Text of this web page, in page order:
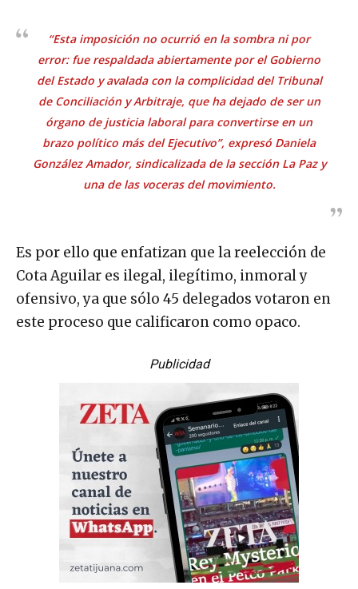
“Esta imposición no ocurrió en la sombra ni por
error: fue respaldada abiertamente por el Gobierno
del Estado y avalada con la complicidad del Tribunal
de Conciliación y Arbitraje, que ha dejado de ser un
órgano de justicia laboral para convertirse en un
brazo político más del Ejecutivo”, expresó Daniela
González Amador, sindicalizada de la sección La Paz y
una de las voceras del movimiento.
Es por ello que enfatizan que la reelección de
Cota Aguilar es ilegal, ilegítimo, inmoral y
ofensivo, ya que sólo 45 delegados votaron en
este proceso que calificaron como opaco.
Publicidad